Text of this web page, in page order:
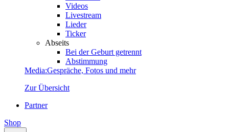
Videos
Livestream
Lieder
Ticker
Abseits
Bei der Geburt getrennt
Abstimmung
Media:Gespräche, Fotos und mehr
Zur Übersicht
Partner
Shop